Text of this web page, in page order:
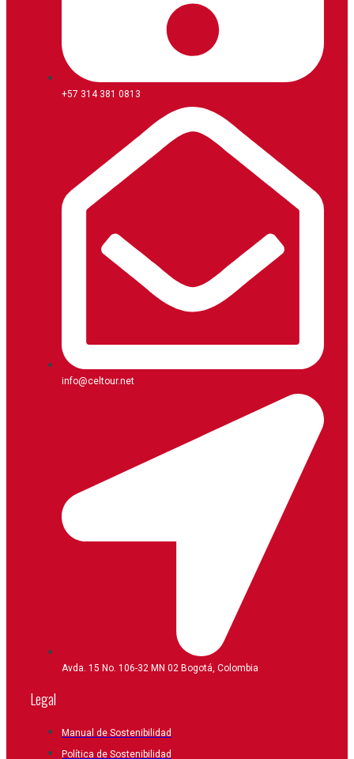
+57 314 381 0813
info@celtour.net
Avda. 15 No. 106-32 MN 02 Bogotá, Colombia
Legal
Manual de Sostenibilidad
Política de Sostenibilidad